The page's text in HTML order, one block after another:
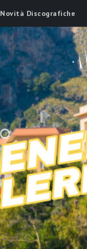
Novità Discografiche